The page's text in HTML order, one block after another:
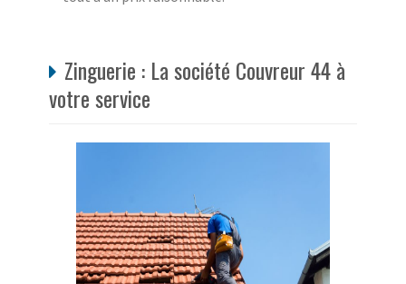
Zinguerie : La société Couvreur 44 à
votre service